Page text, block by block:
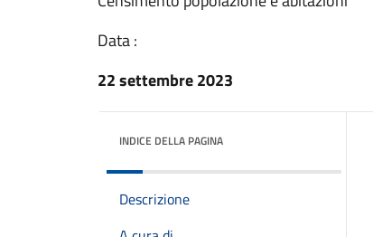
Data :
22 settembre 2023
INDICE DELLA PAGINA
Descrizione